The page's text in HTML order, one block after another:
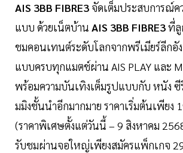
AIS 3BB FIBRE3 จัดเต็มประสบการณ์ค
แบบ ด้วยเน็ตบ้าน AIS 3BB FIBRE3ที่ลู
ชมคอนเทนต์ระดับโลกจากพรีเมียร์ลีกอั
แบบครบทุกแมตช์ผ่าน AIS PLAY และ
พร้อมความบันเทิงเต็มรูปแบบกับ หนัง
มมิงชั้นนำอีกมากมาย ราคาเริ่มต้นเพียง
(ราคาพิเศษตั้งแต่วันนี้ – 9 สิงหาคม
รับชมผ่านจอใหญ่เพียงสมัครแพ็กเกจ